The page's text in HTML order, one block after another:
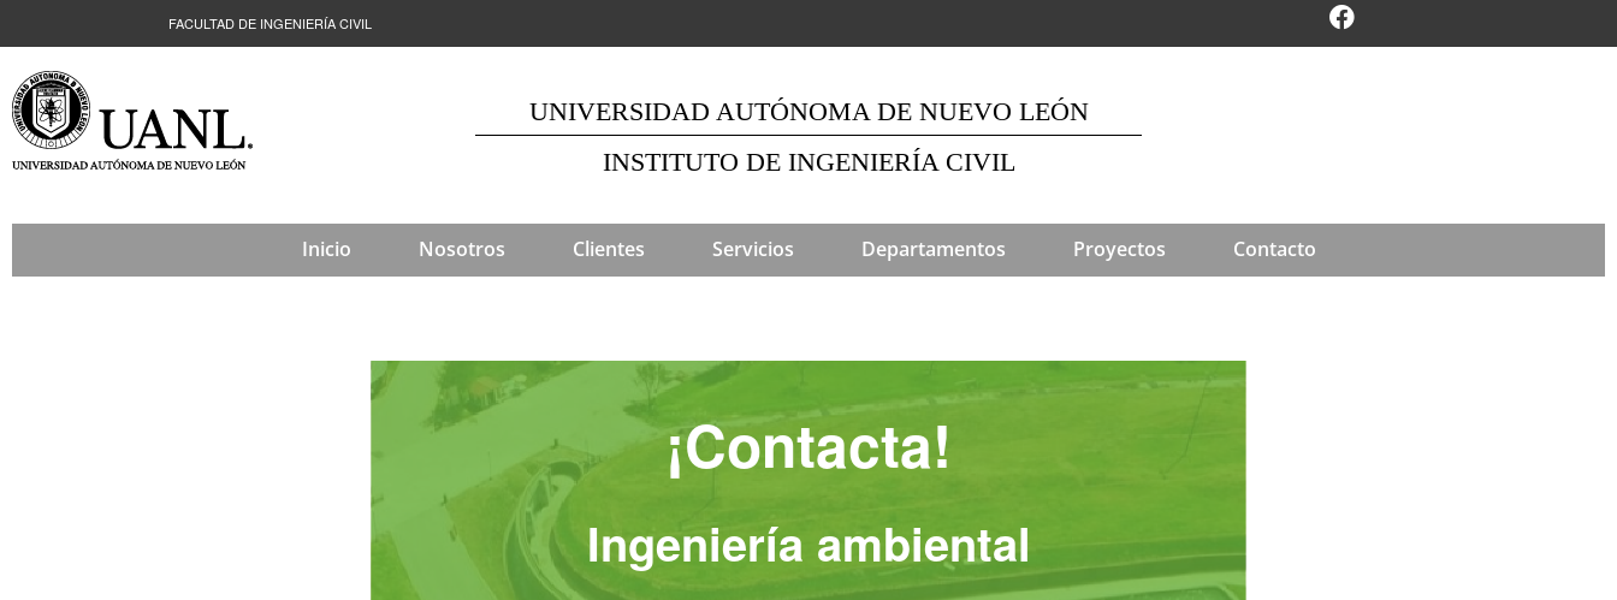
FACULTAD DE INGENIERÍA CIVIL
UNIVERSIDAD AUTÓNOMA DE NUEVO LEÓN
INSTITUTO DE INGENIERÍA CIVIL
Inicio Nosotros Clientes Servicios Departamentos Proyectos Contacto
¡Contacta!
Ingeniería ambiental